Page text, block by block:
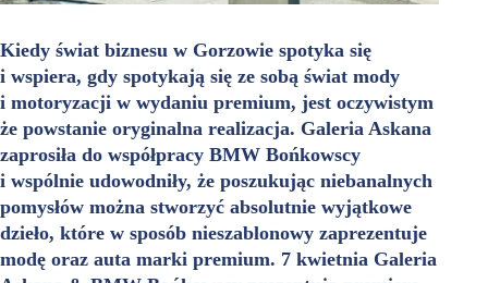
Kiedy świat biznesu w Gorzowie spotyka się
i wspiera, gdy spotykają się ze sobą świat mody
i motoryzacji w wydaniu premium, jest oczywistym
że powstanie oryginalna realizacja. Galeria Askana
zaprosiła do współpracy BMW Bońkowscy
i wspólnie udowodniły, że poszukując niebanalnych
pomysłów można stworzyć absolutnie wyjątkowe
dzieło, które w sposób nieszablonowy zaprezentuje
modę oraz auta marki premium. 7 kwietnia Galeria